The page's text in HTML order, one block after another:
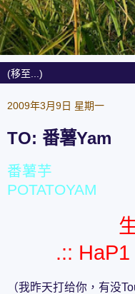
2009年3月9日 星期一
TO: 番薯Yam
番薯芋
POTATOYAM
.::
（我昨天打给你，有没